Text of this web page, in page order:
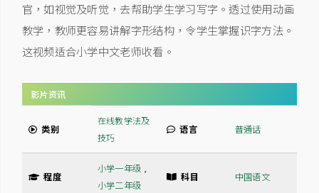
官，如视觉及听觉，去帮助学生学习写字。透过使用动画
教学，教师更容易讲解字形结构，令学生掌握识字方法。
这视频适合小学中文老师收看。
影片资讯
类别
在线教学法及
技巧
语言 普通话
程度
小学一年级 ,
小学二年级
科目 中国语文